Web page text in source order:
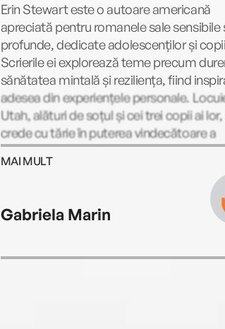
Erin Stewart este o autoare americană
apreciată pentru romanele sale sensibile
profunde, dedicate adolescenților și
Scrierile ei explorează teme precum
sănătatea mintală și reziliența, fiind
adesea din experiențele personale.
Utah, alături de soțul și cei trei copii ai lor,
crede cu tărie în puterea vindecătoare a
poveștilor.
MAI MULT
Gabriela Marin